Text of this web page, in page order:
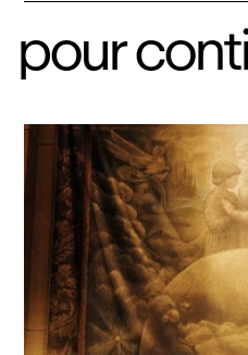
pour